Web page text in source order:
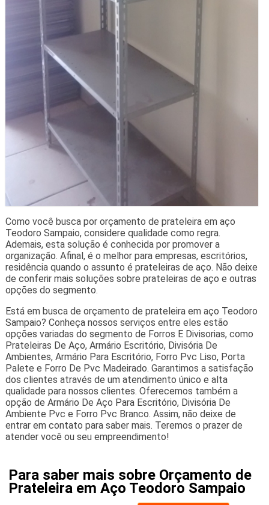
Como você busca por orçamento de prateleira em aço
Teodoro Sampaio, considere qualidade como regra.
Ademais, esta solução é conhecida por promover a
organização. Afinal, é o melhor para empresas, escritórios,
residência quando o assunto é prateleiras de aço. Não deixe
de conferir mais soluções sobre prateleiras de aço e outras
opções do segmento.
Está em busca de orçamento de prateleira em aço Teodoro
Sampaio? Conheça nossos serviços entre eles estão
opções variadas do segmento de Forros E Divisorias, como
Prateleiras De Aço, Armário Escritório, Divisória De
Ambientes, Armário Para Escritório, Forro Pvc Liso, Porta
Palete e Forro De Pvc Madeirado. Garantimos a satisfação
dos clientes através de um atendimento único e alta
qualidade para nossos clientes. Oferecemos também a
opção de Armário De Aço Para Escritório, Divisória De
Ambiente Pvc e Forro Pvc Branco. Assim, não deixe de
entrar em contato para saber mais. Teremos o prazer de
atender você ou seu empreendimento!
Para saber mais sobre Orçamento de
Prateleira em Aço Teodoro Sampaio